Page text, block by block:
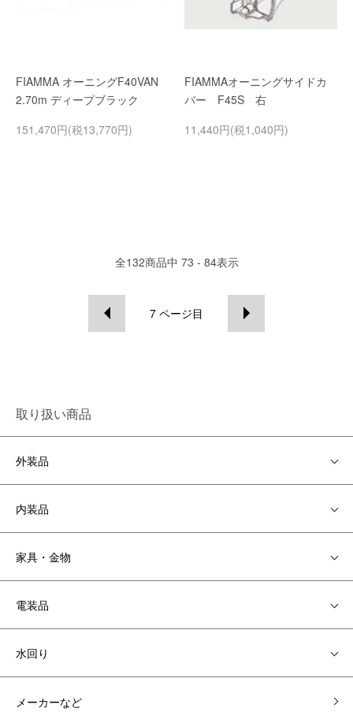
FIAMMA オーニングF40VAN
2.70m ディープブラック
151,470円(税13,770円)
FIAMMAオーニングサイドカ
バー F45S 右
11,440円(税1,040円)
全132商品中 73 - 84表示
7 ページ目
取り扱い商品
外装品
内装品
家具・金物
電装品
水回り
メーカーなど